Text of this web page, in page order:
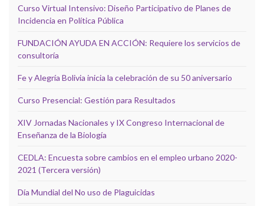
Curso Virtual Intensivo: Diseño Participativo de Planes de
Incidencia en Política Pública
FUNDACIÓN AYUDA EN ACCIÓN: Requiere los servicios de
consultoría
Fe y Alegría Bolivia inicia la celebración de su 50 aniversario
Curso Presencial: Gestión para Resultados
XIV Jornadas Nacionales y IX Congreso Internacional de
Enseñanza de la Biología
CEDLA: Encuesta sobre cambios en el empleo urbano 2020-
2021 (Tercera versión)
Día Mundial del No uso de Plaguicidas